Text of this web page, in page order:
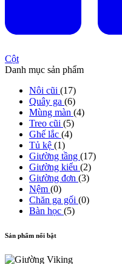
Cột
Danh mục sản phẩm
Nôi cũi (17)
Quây ga (6)
Mùng màn (4)
Treo cũi (5)
Ghế lắc (4)
Tủ kệ (1)
Giường tầng (17)
Giường kiểu (2)
Giường đơn (3)
Nệm (0)
Chăn ga gối (0)
Bàn học (5)
Sản phẩm nổi bật